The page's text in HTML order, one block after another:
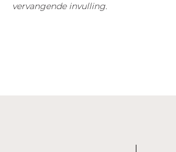
vervangende invulling.